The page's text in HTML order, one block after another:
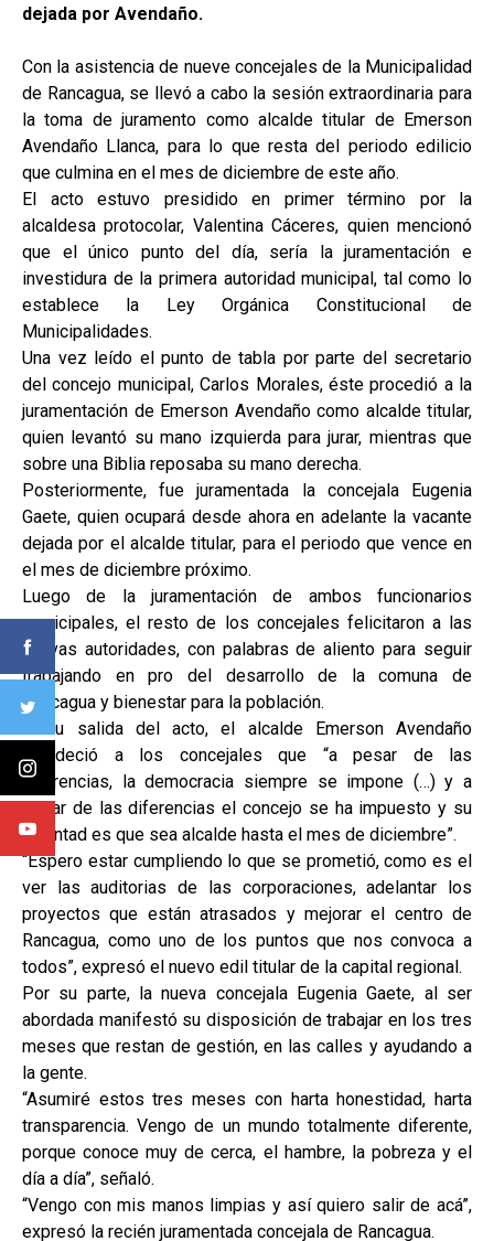
dejada por Avendaño.
Con la asistencia de nueve concejales de la Municipalidad
de Rancagua, se llevó a cabo la sesión extraordinaria para
la toma de juramento como alcalde titular de Emerson
Avendaño Llanca, para lo que resta del periodo edilicio
que culmina en el mes de diciembre de este año.
El acto estuvo presidido en primer término por la
alcaldesa protocolar, Valentina Cáceres, quien mencionó
que el único punto del día, sería la juramentación e
investidura de la primera autoridad municipal, tal como lo
establece la Ley Orgánica Constitucional de
Municipalidades.
Una vez leído el punto de tabla por parte del secretario
del concejo municipal, Carlos Morales, éste procedió a la
juramentación de Emerson Avendaño como alcalde titular,
quien levantó su mano izquierda para jurar, mientras que
sobre una Biblia reposaba su mano derecha.
Posteriormente, fue juramentada la concejala Eugenia
Gaete, quien ocupará desde ahora en adelante la vacante
dejada por el alcalde titular, para el periodo que vence en
el mes de diciembre próximo.
Luego de la juramentación de ambos funcionarios
municipales, el resto de los concejales felicitaron a las
nuevas autoridades, con palabras de aliento para seguir
trabajando en pro del desarrollo de la comuna de
Rancagua y bienestar para la población.
A su salida del acto, el alcalde Emerson Avendaño
agradeció a los concejales que “a pesar de las
diferencias, la democracia siempre se impone (…) y a
pesar de las diferencias el concejo se ha impuesto y su
voluntad es que sea alcalde hasta el mes de diciembre”.
“Espero estar cumpliendo lo que se prometió, como es el
ver las auditorias de las corporaciones, adelantar los
proyectos que están atrasados y mejorar el centro de
Rancagua, como uno de los puntos que nos convoca a
todos”, expresó el nuevo edil titular de la capital regional.
Por su parte, la nueva concejala Eugenia Gaete, al ser
abordada manifestó su disposición de trabajar en los tres
meses que restan de gestión, en las calles y ayudando a
la gente.
“Asumiré estos tres meses con harta honestidad, harta
transparencia. Vengo de un mundo totalmente diferente,
porque conoce muy de cerca, el hambre, la pobreza y el
día a día”, señaló.
“Vengo con mis manos limpias y así quiero salir de acá”,
expresó la recién juramentada concejala de Rancagua.